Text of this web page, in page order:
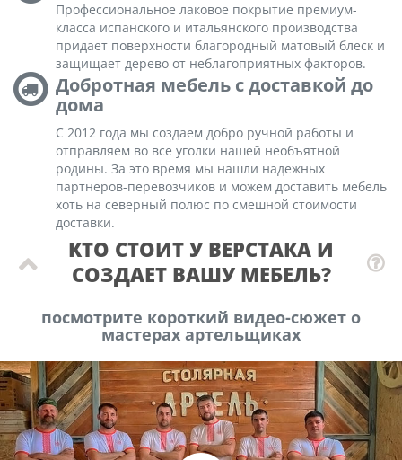
Профессиональное лаковое покрытие премиум-
класса испанского и итальянского производства
придает поверхности благородный матовый блеск и
защищает дерево от неблагоприятных факторов.
Добротная мебель с доставкой до
дома
С 2012 года мы создаем добро ручной работы и
отправляем во все уголки нашей необъятной
родины. За это время мы нашли надежных
партнеров-перевозчиков и можем доставить мебель
хоть на северный полюс по смешной стоимости
доставки.
КТО СТОИТ У ВЕРСТАКА И
СОЗДАЕТ ВАШУ МЕБЕЛЬ?
посмотрите короткий видео-сюжет о
мастерах артельщиках